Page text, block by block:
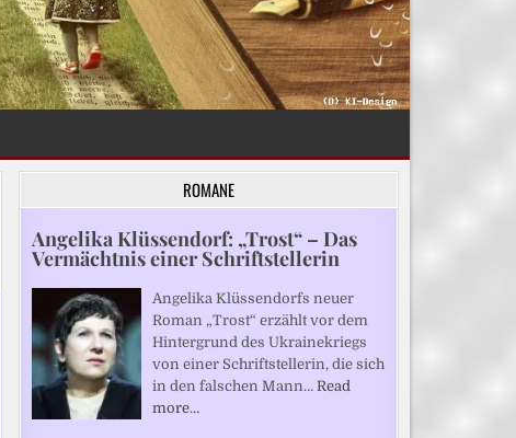
ROMANE
Angelika Klüssendorf: „Trost“ – Das
Vermächtnis einer Schriftstellerin
Angelika Klüssendorfs neuer
Roman „Trost“ erzählt vor dem
Hintergrund des Ukrainekriegs
von einer Schriftstellerin, die sich
in den falschen Mann… Read
more…